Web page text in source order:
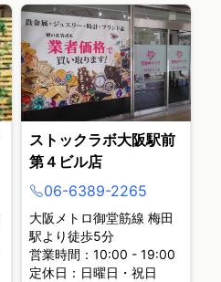
ストックラボ大阪駅前
第４ビル店
06-6389-2265
大阪メトロ御堂筋線 梅田
駅より徒歩5分
営業時間：10:00 - 19:00
定休日：日曜日・祝日